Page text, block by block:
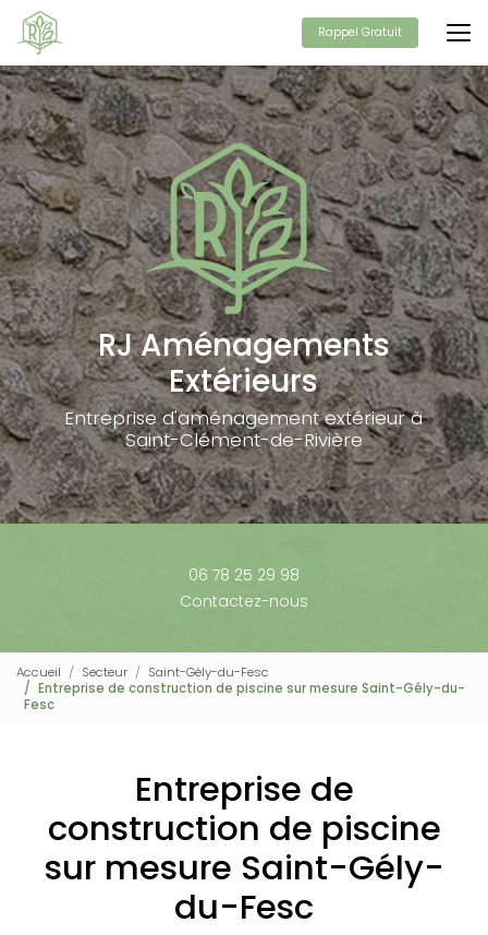
Aller
contenu
principal
Rappel Gratuit
RJ Aménagements
Extérieurs
Entreprise d'aménagement extérieur à
Saint-Clément-de-Rivière
06 78 25 29 98
Contactez-nous
Accueil Secteur
Saint-Gély-du-Fesc
Entreprise de construction de piscine sur mesure Saint-Gély-du-
Fesc
Entreprise de
construction de piscine
sur mesure Saint-Gély-
du-Fesc